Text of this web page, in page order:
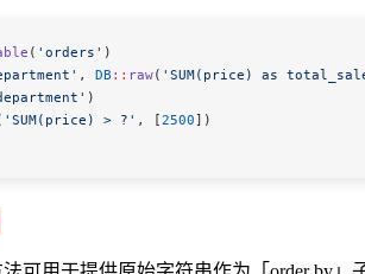
( 'orders' )
, DB :: raw( 'SUM(price) as
)
'SUM(price) > ?' , [2500])